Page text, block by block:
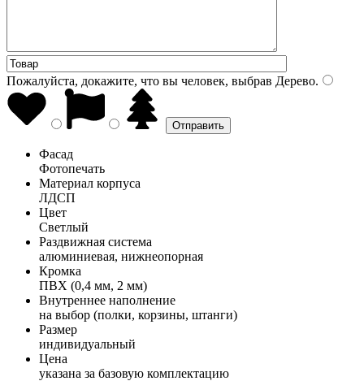
Пожалуйста, докажите, что вы человек, выбрав Дерево.
Фасад
Фотопечать
Материал корпуса
ЛДСП
Цвет
Светлый
Раздвижная система
алюминиевая, нижнеопорная
Кромка
ПВХ (0,4 мм, 2 мм)
Внутреннее наполнение
на выбор (полки, корзины, штанги)
Размер
индивидуальный
Цена
указана за базовую комплектацию